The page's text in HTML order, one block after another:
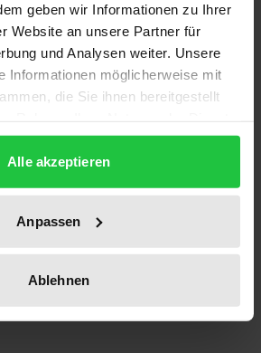
geben wir Informationen zu Ihrer
Website an unsere Partner für
und Analysen weiter. Unsere
Informationen möglicherweise mit
die Sie ihnen bereitgestellt
Alle akzeptieren
Anpassen
Ablehnen
1
Practice